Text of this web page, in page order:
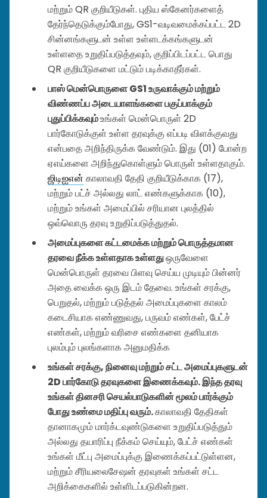
மற்றும் QR குறியீடுகள். புதிய ஸ்கேனர்களைத்
தேர்ந்தெடுக்கும்போது, GS1-வடிவமைக்கப்பட்ட 2D
சின்னங்களுடன் உள்ள உள்ளடக்கங்களுடன்
உள்ளதை உறுதிப்படுத்தவும், குறிப்பிடப்பட்ட பொது
QR குறியீடுகளை மட்டும் படிக்காதீர்கள்.
பாஸ் மென்பொருளை GS1 உருவாக்கும் மற்றும்
விண்ணப்ப அடையாளங்களை பகுப்பாக்கும்
புதுப்பிக்கவும்உங்கள் மென்பொருள் 2D
பார்கோடுக்குள் உள்ள தரவுக்கு எப்படி விளக்குவது
என்பதை அறிந்திருக்க வேண்டும். இது (01) போன்ற
ஏஎய்களை அறிந்துகொள்ளும் பொருள் உள்ளதாகும்.
ஜிடிஐஎன் காலாவதி தேதி குறியீடுக்காக (17),
மற்றும் பட்ச் அல்லது லாட் எண்களுக்காக (10),
மற்றும் உங்கள் அமைப்பில் சரியான புலத்தில்
ஒவ்வொரு தரவு உறுதிப்படுத்துதல்.
அமைப்புகளை கட்டமைக்க மற்றும் பொருத்தமான
தரவை நீக்க உள்ளதாக உள்ளதுஒருவேளை
மென்பொருள் தரவை பிளவு செய்ய முடியும் பின்னர்
அதை வைக்க ஒரு இடம் தேவை. உங்கள் சரக்கு,
பெறுதல், மற்றும் படுத்தல் அமைப்புகளை காலம்
கடைசியாக எண்ணுவது, பருவம் எண்கள், பேட்ச்
எண்கள், மற்றும் வரிசை எண்களை தனியாக
புலம்பும் புலங்களாக அனுமதிக்க
உங்கள் சரக்கு, நினைவு மற்றும் சட்ட அமைப்புகளுடன்
2D பார்கோடு தரவுகளை இணைக்கவும். இந்த தரவு
உங்கள் தினசரி செயல்பாடுகளின் மூலம் பார்க்கும்
போது உண்மை மதிப்பு வரும்.காலாவதி தேதிகள்
தானாகமும் மார்க்டவுண்டுகளை உறுதிப்படுத்தும்
அல்லது தயாரிப்பு நீக்கம் செய்யும், பேட்ச் எண்கள்
உங்கள் மீட்பு அமைப்புக்கு இணைக்கப்பட்டுள்ளன,
மற்றும் சீரியலைசேஷன் தரவுகள் உங்கள் சட்ட
அறிக்கைகளில் உள்ளிடப்படுகின்றன.